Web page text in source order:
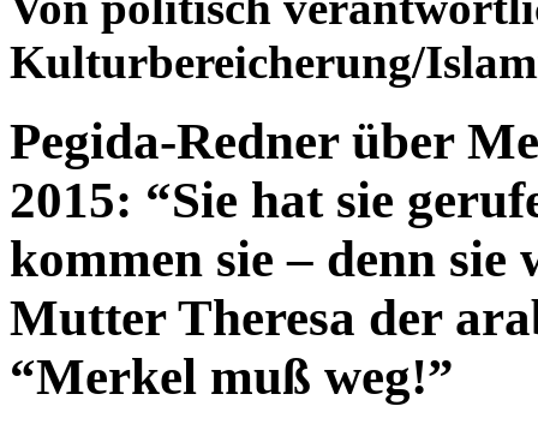
Kulturbereicherung/
Pegida-Redner über
2015: “Sie hat sie
kommen sie – denn
Mutter Theresa der
“Merkel muß weg!”